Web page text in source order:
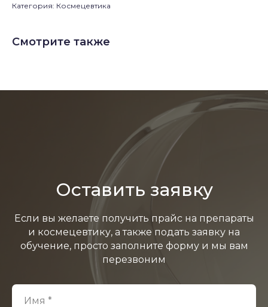
Категория: Космецевтика
Смотрите также
Оставить заявку
Если вы желаете получить прайс на препараты
и космецевтику, а также подать заявку на
обучение, просто заполните форму и мы вам
перезвоним
Имя *